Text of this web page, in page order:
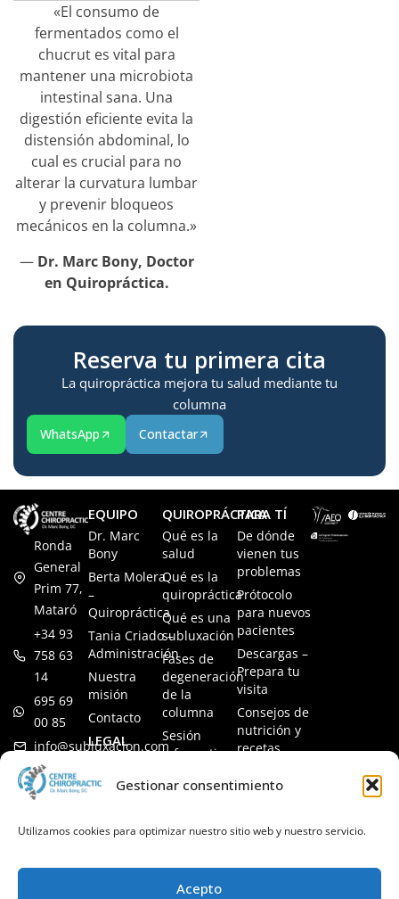
Gestionar consentimiento
Utilizamos cookies para optimizar nuestro sitio web y nuestro servicio.
Acepto
«El consumo de
fermentados como el
chucrut es vital para
mantener una microbiota
intestinal sana. Una
digestión eficiente evita la
distensión abdominal, lo
cual es crucial para no
alterar la curvatura lumbar
y prevenir bloqueos
mecánicos en la columna.»
— Dr. Marc Bony, Doctor
en Quiropráctica.
Reserva tu primera cita
La quiropráctica mejora tu salud mediante tu
columna
WhatsApp Contactar
Ronda
General
Prim 77,
Mataró
+34 93
758 63
14
695 69
00 85
info@subluxacion.com
EQUIPO
Dr. Marc
Bony
Berta Molera
–
Quiropráctica
Tania Criado –
Administración
Nuestra
misión
Contacto
LEGAL
Política de
Política de
QUIROPRÁCTICA
Qué es la
salud
Qué es la
quiropráctica
Qué es una
subluxación
Fases de
degeneración
de la
columna
Sesión
informativa
Quiropráctica
para familias
para
para
PARA TÍ
De dónde
vienen tus
problemas
Prótocolo
para nuevos
pacientes
Descargas –
Prepara tu
visita
Consejos de
nutrición y
recetas
frecuentes